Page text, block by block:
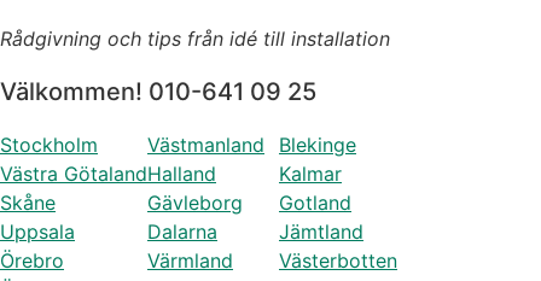
Rådgivning och tips från idé till installation
Välkommen! 010-641 09 25
Stockholm
Västra Götaland
Skåne
Uppsala
Örebro
Västmanland
Halland
Gävleborg
Dalarna
Värmland
Blekinge
Kalmar
Gotland
Jämtland
Västerbotten